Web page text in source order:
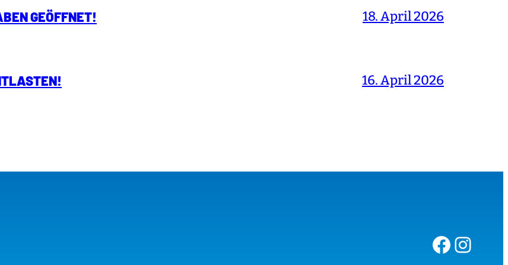
GEÖFFNET! 18. April 2026
16. April 2026
Facebook Instagram